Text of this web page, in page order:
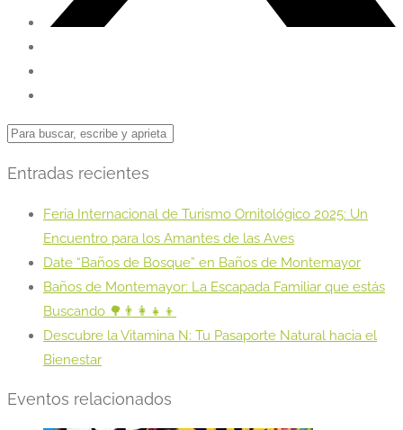
Entradas recientes
Feria Internacional de Turismo Ornitológico 2025: Un
Encuentro para los Amantes de las Aves
Date “Baños de Bosque” en Baños de Montemayor
Baños de Montemayor: La Escapada Familiar que estás
Buscando 🌳👨‍👩‍👧‍👦
Descubre la Vitamina N: Tu Pasaporte Natural hacia el
Bienestar
Eventos relacionados